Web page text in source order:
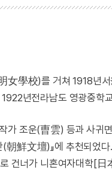
女學校)를 거쳐 1918년
년전라남도 영광중학
가 조운(曺雲) 등과 사귀
朝鮮文壇)』에 추천되었
건너가 니혼여자대학[